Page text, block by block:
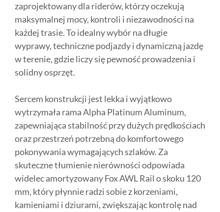
zaprojektowany dla riderów, którzy oczekują
maksymalnej mocy, kontroli i niezawodności na
każdej trasie. To idealny wybór na długie
wyprawy, techniczne podjazdy i dynamiczną jazdę
w terenie, gdzie liczy się pewność prowadzenia i
solidny osprzęt.
Sercem konstrukcji jest lekka i wyjątkowo
wytrzymała rama Alpha Platinum Aluminum,
zapewniająca stabilność przy dużych prędkościach
oraz przestrzeń potrzebną do komfortowego
pokonywania wymagających szlaków. Za
skuteczne tłumienie nierówności odpowiada
widelec amortyzowany Fox AWL Rail o skoku 120
mm, który płynnie radzi sobie z korzeniami,
kamieniami i dziurami, zwiększając kontrolę nad